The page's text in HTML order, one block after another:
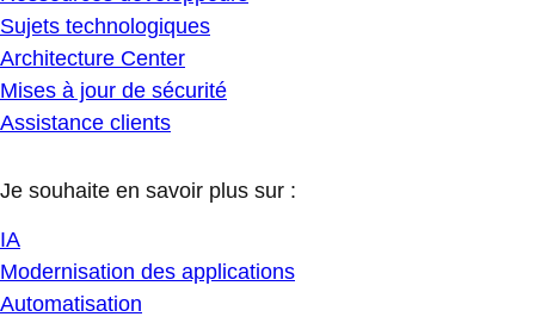
Sujets technologiques
Architecture Center
Mises à jour de sécurité
Assistance clients
Je souhaite en savoir plus sur :
IA
Modernisation des applications
Automatisation